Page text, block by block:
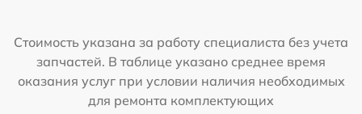
Стоимость указана за работу специалиста без учета
запчастей. В таблице указано среднее время
оказания услуг при условии наличия необходимых
для ремонта комплектующих